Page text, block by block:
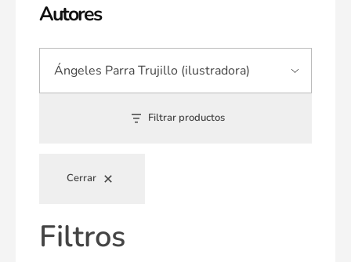
Autores
Filtrar productos
Cerrar
Filtros